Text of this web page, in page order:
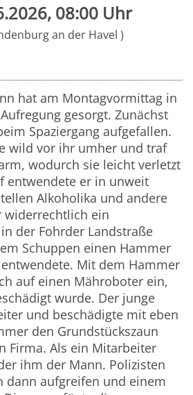
08:00 Uhr
an der Havel
hat am Montagvormittag in
gesorgt. Zunächst
Spaziergang aufgefallen.
wild vor ihr umher und traf
wodurch sie leicht verletzt
entwendete er in unweit
Alkoholika und andere
widerrechtlich ein
der Fohrder Landstraße
Schuppen einen Hammer
Mit dem Hammer
auf einen Mähroboter ein,
wurde. Der junge
und beschädigte mit eben
den Grundstückszaun
Firma. Als ein Mitarbeiter
ihm der Mann. Polizisten
dann aufgreifen und einem